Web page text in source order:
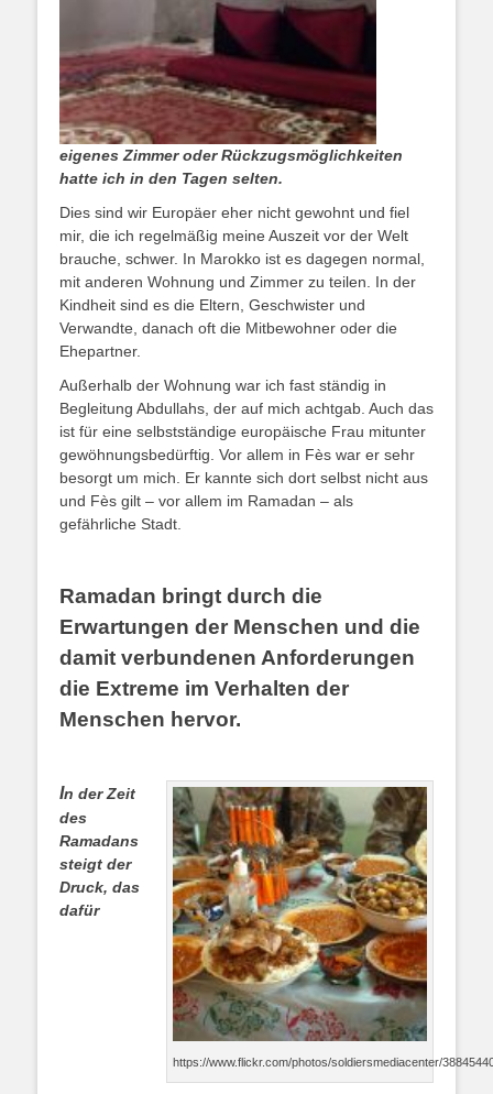
eigenes Zimmer oder Rückzugsmöglichkeiten
hatte ich in den Tagen selten.
Dies sind wir Europäer eher nicht gewohnt und fiel
mir, die ich regelmäßig meine Auszeit vor der Welt
brauche, schwer. In Marokko ist es dagegen normal,
mit anderen Wohnung und Zimmer zu teilen. In der
Kindheit sind es die Eltern, Geschwister und
Verwandte, danach oft die Mitbewohner oder die
Ehepartner.
Außerhalb der Wohnung war ich fast ständig in
Begleitung Abdullahs, der auf mich achtgab. Auch das
ist für eine selbstständige europäische Frau mitunter
gewöhnungsbedürftig. Vor allem in Fès war er sehr
besorgt um mich. Er kannte sich dort selbst nicht aus
und Fès gilt – vor allem im Ramadan – als
gefährliche Stadt.
Ramadan bringt durch die
Erwartungen der Menschen und die
damit verbundenen Anforderungen
die Extreme im Verhalten der
Menschen hervor.
https://www.flickr.com/photos/soldiersmediacenter/
In der Zeit
des
Ramadans
steigt der
Druck, das
dafür